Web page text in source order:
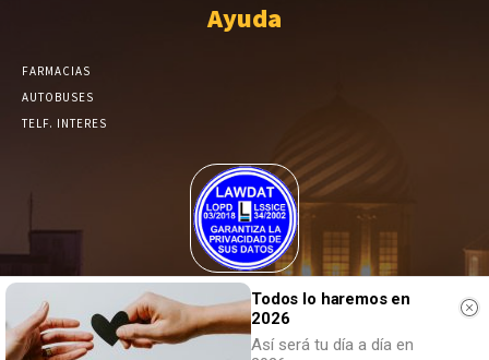
Ayuda
FARMACIAS
AUTOBUSES
TELF. INTERES
El Periódico de Yecla alcanza un grado más de compromiso en el
tratamiento de sus datos.Todos lo haremos en
2026
Así será tu día a día en